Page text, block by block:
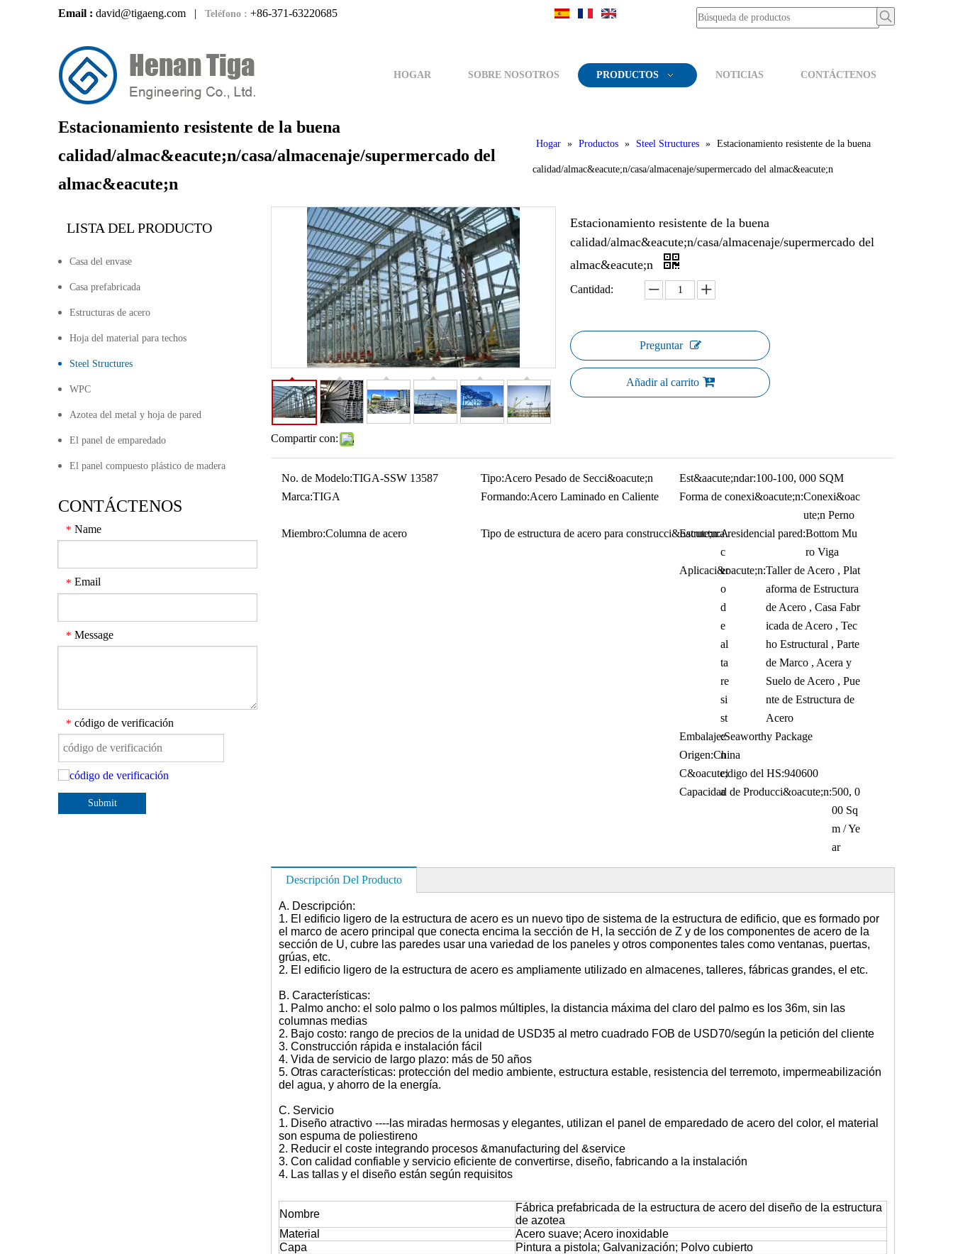
Email : david@tigaeng.com | Teléfono : +86-371-63220685
HOGAR SOBRE NOSOTROS PRODUCTOS NOTICIAS CONTÁCTENOS
Estacionamiento resistente de la buena
calidad/almac&eacute;n/casa/almacenaje/supermercado del
almac&eacute;n
Hogar » Productos » Steel Structures » Estacionamiento resistente de la buena
calidad/almac&eacute;n/casa/almacenaje/supermercado del almac&eacute;n
LISTA DEL PRODUCTO
Casa del envase
Casa prefabricada
Estructuras de acero
Hoja del material para techos
Steel Structures
WPC
Azotea del metal y hoja de pared
El panel de emparedado
El panel compuesto plástico de madera
CONTÁCTENOS
* Name
* Email
* Message
* código de verificación
Submit
Compartir con:
Estacionamiento resistente de la buena
calidad/almac&eacute;n/casa/almacenaje/supermercado del
almac&eacute;n
Cantidad:
Preguntar
Añadir al carrito
No. de Modelo:TIGA-SSW 13587 Tipo:Acero Pesado de Secci&oacute;n Est&aacute;ndar:100-100, 000 SQM
Marca:TIGA Formando:Acero Laminado en Caliente Forma de conexi&oacute;n:Conexi&oac
ute;n Perno
Miembro:Columna de acero Tipo de estructura de acero para construcci&oacute;n:A
c
er
o
d
e
al
ta
re
si
st
e
n
ci
a
Estructura residencial pared:Bottom Mu
ro Viga
Aplicaci&oacute;n:Taller de Acero , Plat
aforma de Estructura
de Acero , Casa Fabr
icada de Acero , Tec
ho Estructural , Parte
de Marco , Acera y
Suelo de Acero , Pue
nte de Estructura de
Acero
Embalaje:Seaworthy Package
Origen:China
C&oacute;digo del HS:940600
Capacidad de Producci&oacute;n:500, 0
00 Sq
m / Ye
ar
Descripción Del Producto
A. Descripción:
1. El edificio ligero de la estructura de acero es un nuevo tipo de sistema de la estructura de edificio, que es formado por
el marco de acero principal que conecta encima la sección de H, la sección de Z y de los componentes de acero de la
sección de U, cubre las paredes usar una variedad de los paneles y otros componentes tales como ventanas, puertas,
grúas, etc.
2. El edificio ligero de la estructura de acero es ampliamente utilizado en almacenes, talleres, fábricas grandes, el etc.
B. Características:
1. Palmo ancho: el solo palmo o los palmos múltiples, la distancia máxima del claro del palmo es los 36m, sin las
columnas medias
2. Bajo costo: rango de precios de la unidad de USD35 al metro cuadrado FOB de USD70/según la petición del cliente
3. Construcción rápida e instalación fácil
4. Vida de servicio de largo plazo: más de 50 años
5. Otras características: protección del medio ambiente, estructura estable, resistencia del terremoto, impermeabilización
del agua, y ahorro de la energía.
C. Servicio
1. Diseño atractivo ----las miradas hermosas y elegantes, utilizan el panel de emparedado de acero del color, el material
son espuma de poliestireno
2. Reducir el coste integrando procesos &manufacturing del &service
3. Con calidad confiable y servicio eficiente de convertirse, diseño, fabricando a la instalación
4. Las tallas y el diseño están según requisitos
Nombre
Fábrica prefabricada de la estructura de acero del diseño de la estructura
de azotea
Material
Acero suave; Acero inoxidable
Capa
Pintura a pistola; Galvanización; Polvo cubierto